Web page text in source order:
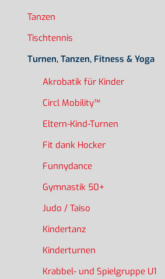
Tanzen
Tischtennis
Turnen, Tanzen, Fitness & Yoga
Akrobatik für Kinder
Circl Mobility™
Eltern-Kind-Turnen
Fit dank Hocker
Funnydance
Gymnastik 50+
Judo / Taiso
Kindertanz
Kinderturnen
Krabbel- und Spielgruppe U1